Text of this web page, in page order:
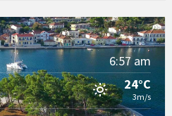
6:57 am
24°C
3m/s